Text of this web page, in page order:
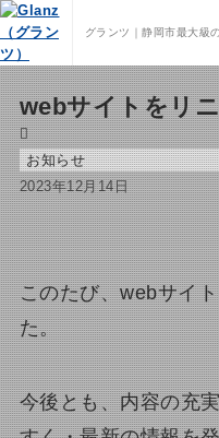
グランツ｜静岡市最大級
お知らせ
ホーム
webサイトをリ
お知らせ
2023年12月14日
このたび、webサイ
た。
今後とも、内容の充